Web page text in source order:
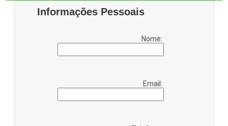
Informações Pessoais
Nome:
Email: